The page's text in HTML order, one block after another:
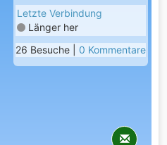
Letzte Verbindung
Länger her
26 Besuche | 0 Kommentare